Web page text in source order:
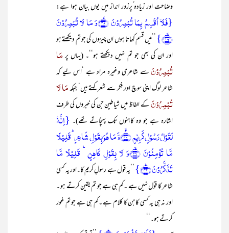
وضاحت اور زیادہ ُپرزور انداز میں یوں بیان ہوا ہے:
{فَلَاۤ اُقۡسِمُ بِمَا تُبۡصِرُوۡنَ ﴿ۙ۳۸﴾وَ مَا لَا تُبۡصِرُوۡنَ
﴿ۙ۳۹﴾}
’’میں قسم کھاتا ہوں ان چیزوں کی جو تم دیکھتے ہو
اور ان کی بھی جو تم نہیں دیکھتے ہو‘‘۔ (یہاں پرمَا
تُبْصِرُوْنَسے شاعری وغیرہ مراد ہے ‘اس لیے کہ
شاعر لوگ اپنی سوچ اور فکر سے شعر کہتے ہیں‘ جبکہمَا لَا
تُبْصِرُوْنَکے الفاظ میں شیاطین جن کی خبروں کی طرف
اشارہ ہے جو وہ کاہنوں تک پہنچاتے تھے)۔ {اِنَّہٗ
لَقَوۡلُ رَسُوۡلٍ کَرِیۡمٍ ﴿ۚۙ۴۰﴾وَّ مَا ہُوَ بِقَوۡلِ شَاعِرٍ ؕ قَلِیۡلًا
مَّا تُؤۡمِنُوۡنَ ﴿ۙ۴۱﴾وَ لَا بِقَوۡلِ کَاہِنٍ ؕ قَلِیۡلًا مَّا
تَذَکَّرُوۡنَ ﴿ؕ۴۲﴾}
’’یہ قول ہے رسولِ کریم کا۔اور یہ کسی
شاعر کا قول نہیں ہے ۔کم ہی ہے جو تم یقین کرتے ہو ۔
اور نہ ہی یہ کسی کاہن کا کلام ہے ۔کم ہی ہے جو تم غور
کرتے ہو۔‘‘